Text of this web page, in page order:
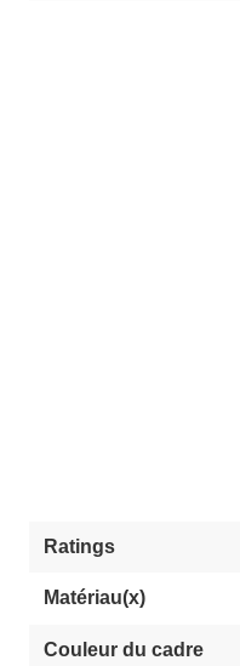
Ratings
Matériau(x)
Couleur du cadre